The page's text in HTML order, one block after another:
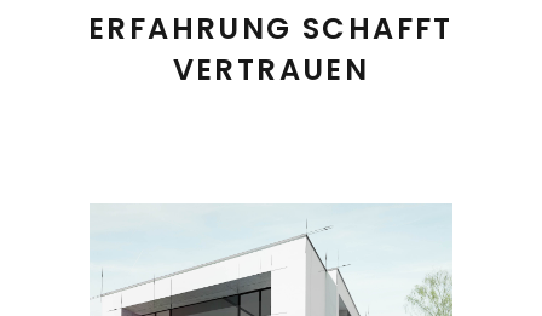
ERFAHRUNG SCHAFFT
VERTRAUEN